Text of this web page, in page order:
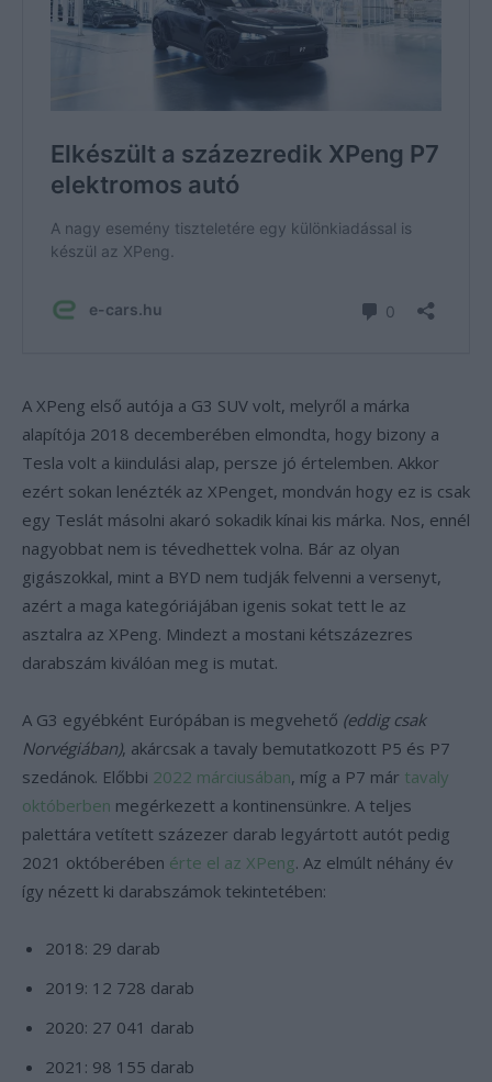
A XPeng első autója a G3 SUV volt, melyről a márka
alapítója 2018 decemberében elmondta, hogy bizony a
Tesla volt a kiindulási alap, persze jó értelemben. Akkor
ezért sokan lenézték az XPenget, mondván hogy ez is csak
egy Teslát másolni akaró sokadik kínai kis márka. Nos, ennél
nagyobbat nem is tévedhettek volna. Bár az olyan
gigászokkal, mint a BYD nem tudják felvenni a versenyt,
azért a maga kategóriájában igenis sokat tett le az
asztalra az XPeng. Mindezt a mostani kétszázezres
darabszám kiválóan meg is mutat.
A G3 egyébként Európában is megvehető (eddig csak
Norvégiában), akárcsak a tavaly bemutatkozott P5 és P7
szedánok. Előbbi 2022 márciusában, míg a P7 már tavaly
októberben megérkezett a kontinensünkre. A teljes
palettára vetített százezer darab legyártott autót pedig
2021 októberében érte el az XPeng. Az elmúlt néhány év
így nézett ki darabszámok tekintetében:
2018: 29 darab
2019: 12 728 darab
2020: 27 041 darab
2021: 98 155 darab